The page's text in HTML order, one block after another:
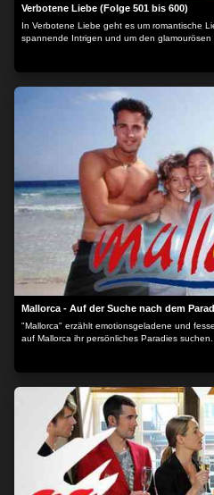
Verbotene Liebe (Folge 501 bis 600)
In Verbotene Liebe geht es um romantische
spannende Intrigen und um den glamourösen
Mallorca - Auf der Suche nach dem
"Mallorca" erzählt emotionsgeladene und
auf Mallorca ihr persönliches Paradies suchen.